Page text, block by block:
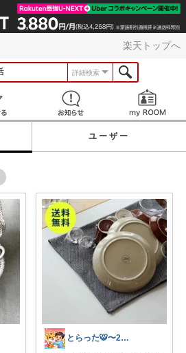
楽天トップへ
詳細検索
見つける お知らせ
ユーザー
とらった🐯〜2児パパの黙示録〜